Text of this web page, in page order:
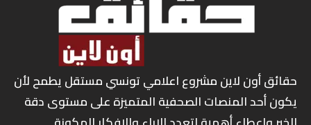
حقائق أون لاين مشروع اعلامي تونسي مستقل يطمح لأن
يكون أحد المنصات الصحفية المتميزة على مستوى دقة